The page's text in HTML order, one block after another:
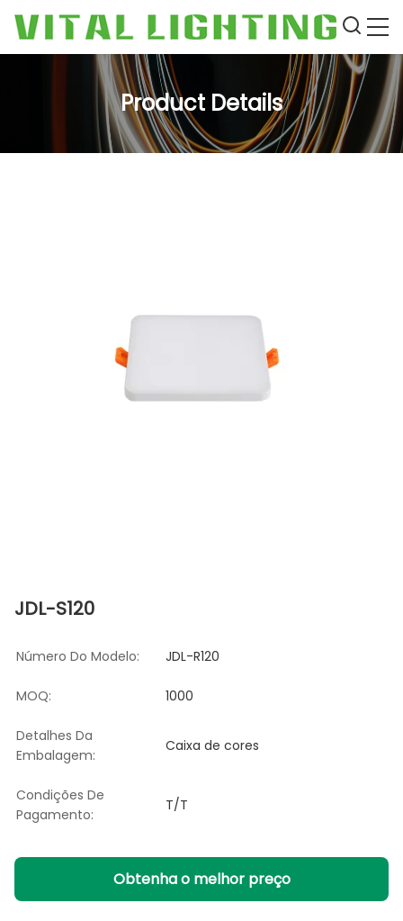
Product Details
JDL-S120
Número Do Modelo: JDL-R120
MOQ: 1000
Detalhes Da
Embalagem:
Caixa de cores
Condições De
Pagamento:
T/T
Obtenha o melhor preço